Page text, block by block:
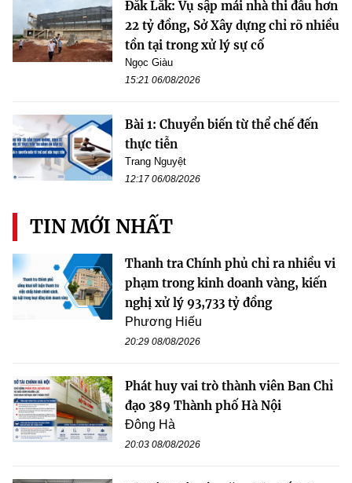
Đắk Lắk: Vụ sập mái nhà thi đấu hơn
22 tỷ đồng, Sở Xây dựng chỉ rõ nhiều
tồn tại trong xử lý sự cố
Ngọc Giàu
15:21 06/08/2026
Bài 1: Chuyển biến từ thể chế đến
thực tiễn
Trang Nguyệt
12:17 06/08/2026
TIN MỚI NHẤT
Thanh tra Chính phủ chỉ ra nhiều vi
phạm trong kinh doanh vàng, kiến
nghị xử lý 93,733 tỷ đồng
Phương Hiếu
20:29 08/08/2026
Phát huy vai trò thành viên Ban Chỉ
đạo 389 Thành phố Hà Nội
Đông Hà
20:03 08/08/2026